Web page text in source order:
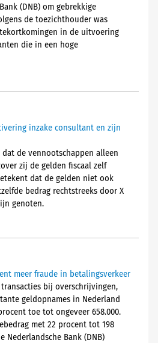
(DNB) om gebrekkige
de toezichthouder was
in de uitvoering
die in een hoge
inzake consultant en zijn
dat de vennootschappen alleen
zij de gelden fiscaal zelf
dat de gelden niet ook
bedrag rechtstreeks door X
genoten.
meer fraude in betalingsverkeer
bij overschrijvingen,
geldopnames in Nederland
toe tot ongeveer 658.000.
met 22 procent tot 198
Nederlandsche Bank (DNB)